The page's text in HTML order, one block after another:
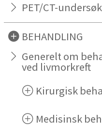
PET/CT-
BEHANDLING
Generelt om
ved livmorkreft
Kirurgisk
Medisinsk